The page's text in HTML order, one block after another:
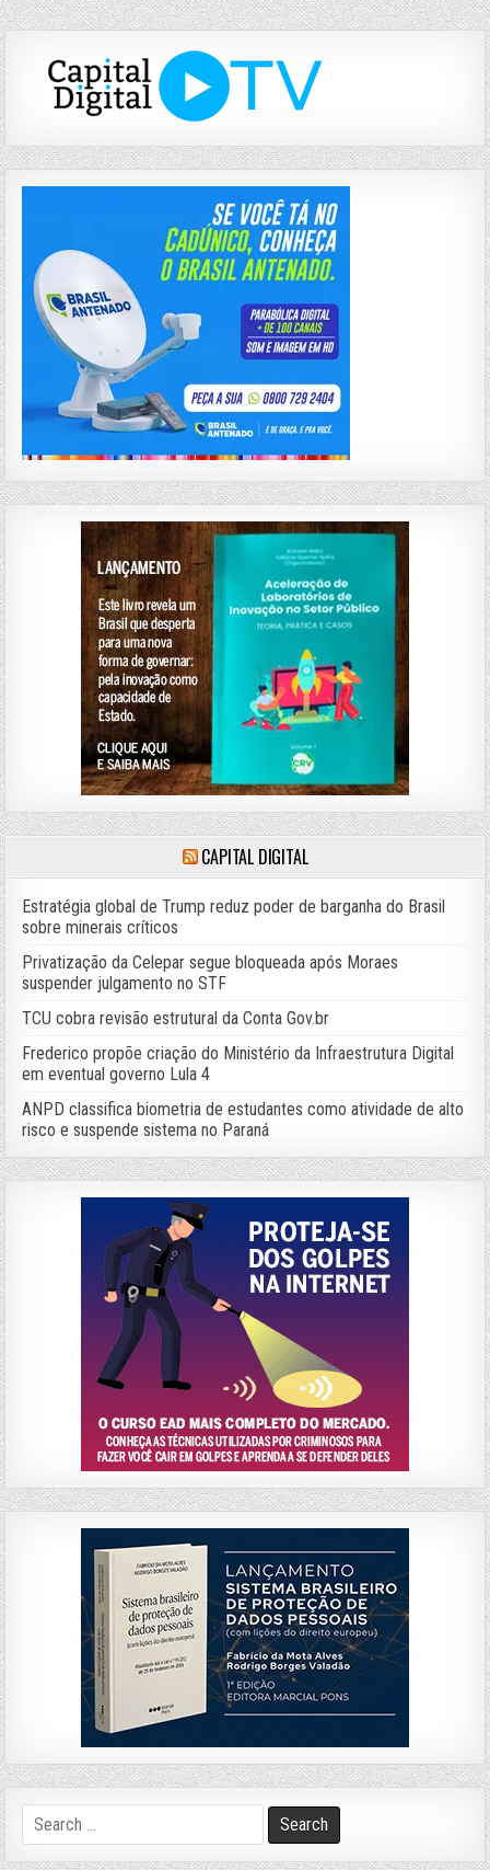
CAPITAL DIGITAL
Estratégia global de Trump reduz poder de barganha do Brasil
sobre minerais críticos
Privatização da Celepar segue bloqueada após Moraes
suspender julgamento no STF
TCU cobra revisão estrutural da Conta Gov.br
Frederico propõe criação do Ministério da Infraestrutura Digital
em eventual governo Lula 4
ANPD classifica biometria de estudantes como atividade de alto
risco e suspende sistema no Paraná
Search
for: